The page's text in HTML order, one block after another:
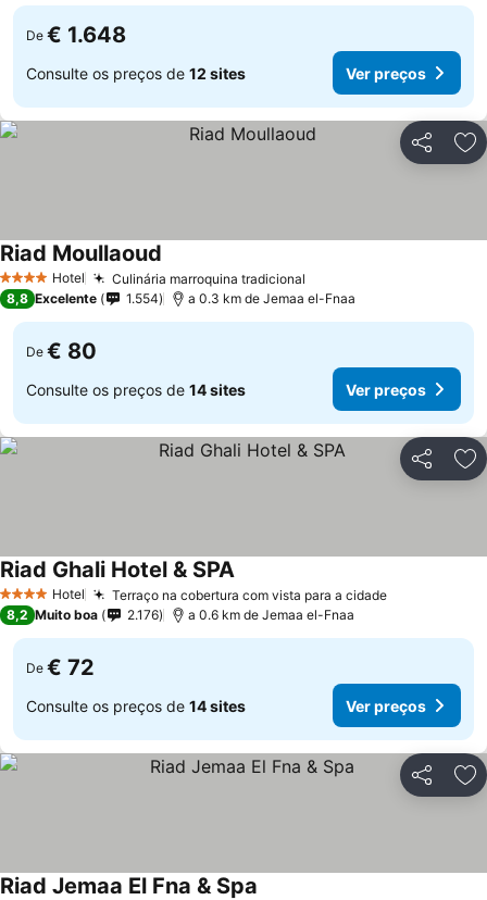
De € 1.648
Consulte os preços de 12 sites Ver preços
Partilhar
4 EstrelasHotel Culinária marroquina tradicional
Riad Moullaoud
8,8 Excelente 1.554 a 0.3 km de Jemaa el-Fnaa
De € 80
Consulte os preços de 14 sites Ver preços
Partilhar
4 EstrelasHotel Terraço na cobertura com vista para a cidade
Riad Ghali Hotel & SPA
8,2 Muito boa 2.176 a 0.6 km de Jemaa el-Fnaa
De € 72
Consulte os preços de 14 sites Ver preços
Partilhar
Riad Jemaa El Fna & Spa